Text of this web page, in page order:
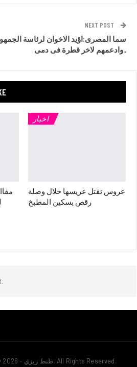
NEXT POST
سما المصرى:اؤيد الاخوان لرئاسة
وادعمهم لاخر قطرة فى دمى..
اخبار
عروس تقتل عريسها خلال وصلة
رقص بسكين المطبخ
© 2026 - طنط زيزي. All Rights Reserved.